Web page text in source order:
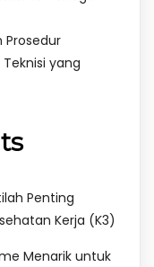
Prosedur
yang
Penting
Kerja (K3)
Menarik untuk